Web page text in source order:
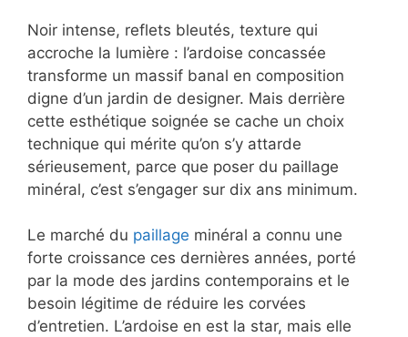
Noir intense, reflets bleutés, texture qui
accroche la lumière : l’ardoise concassée
transforme un massif banal en composition
digne d’un jardin de designer. Mais derrière
cette esthétique soignée se cache un choix
technique qui mérite qu’on s’y attarde
sérieusement, parce que poser du paillage
minéral, c’est s’engager sur dix ans minimum.
Le marché du paillage minéral a connu une
forte croissance ces dernières années, porté
par la mode des jardins contemporains et le
besoin légitime de réduire les corvées
d’entretien. L’ardoise en est la star, mais elle